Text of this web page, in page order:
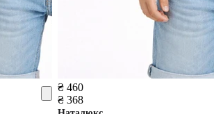
₴ 460
₴ 368